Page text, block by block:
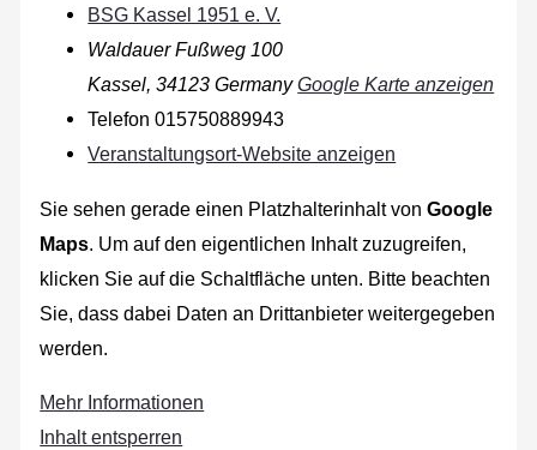
BSG Kassel 1951 e. V.
Waldauer Fußweg 100
Kassel, 34123 Germany Google Karte anzeigen
Telefon 015750889943
Veranstaltungsort-Website anzeigen
Sie sehen gerade einen Platzhalterinhalt vonGoogle
Maps. Um auf den eigentlichen Inhalt zuzugreifen,
klicken Sie auf die Schaltfläche unten. Bitte beachten
Sie, dass dabei Daten an Drittanbieter weitergegeben
werden.
Mehr Informationen
Inhalt entsperren